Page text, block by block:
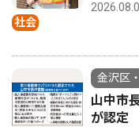
社会
金沢区
山中市
が認定